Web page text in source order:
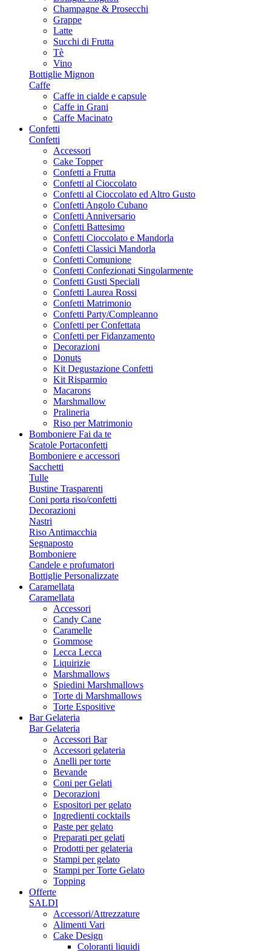
Champagne & Prosecchi
Grappe
Latte
Succhi di Frutta
Tè
Vino
Bottiglie Mignon
Caffe
Caffe in cialde e capsule
Caffe in Grani
Caffe Macinato
Confetti
Confetti
Accessori
Cake Topper
Confetti a Frutta
Confetti al Cioccolato
Confetti al Cioccolato ed Altro Gusto
Confetti Angolo Cubano
Confetti Anniversario
Confetti Battesimo
Confetti Cioccolato e Mandorla
Confetti Classici Mandorla
Confetti Comunione
Confetti Confezionati Singolarmente
Confetti Gusti Speciali
Confetti Laurea Rossi
Confetti Matrimonio
Confetti Party/Compleanno
Confetti per Confettata
Confetti per Fidanzamento
Decorazioni
Donuts
Kit Degustazione Confetti
Kit Risparmio
Macarons
Marshmallow
Pralineria
Riso per Matrimonio
Bomboniere Fai da te
Scatole Portaconfetti
Bomboniere e accessori
Sacchetti
Tulle
Bustine Trasparenti
Coni porta riso/confetti
Decorazioni
Nastri
Riso Antimacchia
Segnaposto
Bomboniere
Candele e profumatori
Bottiglie Personalizzate
Caramellata
Caramellata
Accessori
Candy Cane
Caramelle
Gommose
Lecca Lecca
Liquirizie
Marshmallows
Spiedini Marshmallows
Torte di Marshmallows
Torte Espositive
Bar Gelateria
Bar Gelateria
Accessori Bar
Accessori gelateria
Anelli per torte
Bevande
Coni per Gelati
Decorazioni
Espositori per gelato
Ingredienti cocktails
Paste per gelato
Preparati per gelati
Prodotti per gelateria
Stampi per gelato
Stampi per Torte Gelato
Topping
Offerte
SALDI
Accessori/Attrezzature
Alimenti Vari
Cake Design
Coloranti liquidi